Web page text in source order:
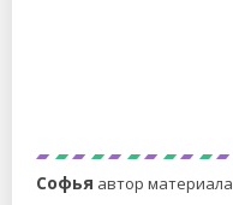
Софья автор материала